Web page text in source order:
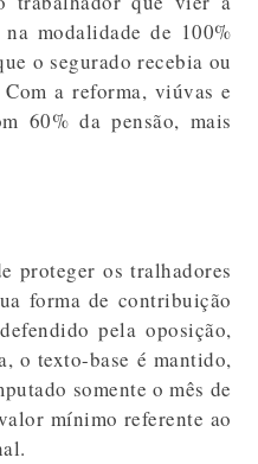
modalidade de 100%
o segurado recebia ou
a reforma, viúvas e
60% da pensão, mais
proteger os tralhadores
forma de contribuição
pela oposição,
o texto-base é mantido,
somente o mês de
mínimo referente ao